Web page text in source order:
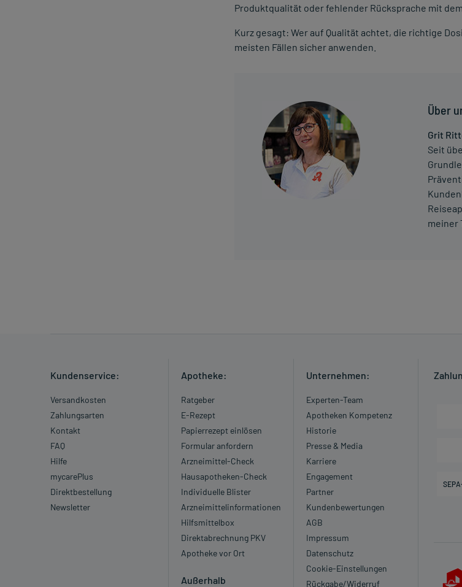
Produktqualität oder fehlender Rücksprache mit
Kurz gesagt: Wer auf Qualität achtet, die richtige
meisten Fällen sicher anwenden.
Über
Grit
Seit
meiner
Kundenservice:
Versandkosten
Zahlungsarten
Kontakt
FAQ
Hilfe
mycarePlus
Direktbestellung
Newsletter
Apotheke:
Ratgeber
E-Rezept
Papierrezept einlösen
Formular anfordern
Arzneimittel-Check
Hausapotheken-Check
Individuelle Blister
Arzneimittelinformationen
Hilfsmittelbox
Direktabrechnung PKV
Apotheke vor Ort
Außerhalb
Unternehmen:
Experten-Team
Apotheken Kompetenz
Historie
Presse & Media
Karriere
Engagement
Partner
Kundenbewertungen
AGB
Impressum
Datenschutz
Cookie-Einstellungen
Rückgabe/Widerruf